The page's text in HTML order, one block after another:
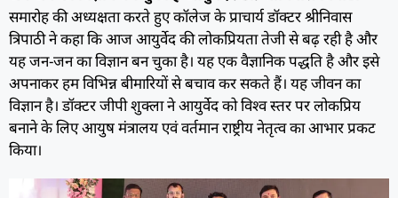
समारोह की अध्यक्षता करते हुए कॉलेज के प्राचार्य डॉक्टर श्रीनिवास
त्रिपाठी ने कहा कि आज आयुर्वेद की लोकप्रियता तेजी से बढ़ रही है और
यह जन-जन का विज्ञान बन चुका है। यह एक वैज्ञानिक पद्धति है और इसे
अपनाकर हम विभिन्न बीमारियों से बचाव कर सकते हैं। यह जीवन का
विज्ञान है। डॉक्टर जीपी शुक्ला ने आयुर्वेद को विश्व स्तर पर लोकप्रिय
बनाने के लिए आयुष मंत्रालय एवं वर्तमान राष्ट्रीय नेतृत्व का आभार प्रकट
किया।